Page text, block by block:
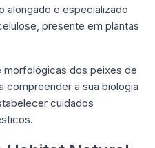
alongado e especializado
presente em plantas
dos peixes de
compreender a sua biologia
cuidados